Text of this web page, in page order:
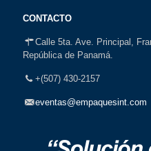
CONTACTO
Calle 5ta. Ave. Principal,
República de Panamá.
+(507) 430-2157
eventas@empaquesint.com